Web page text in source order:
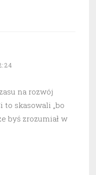
na rozwój
to skasowali „bo
byś zrozumiał w